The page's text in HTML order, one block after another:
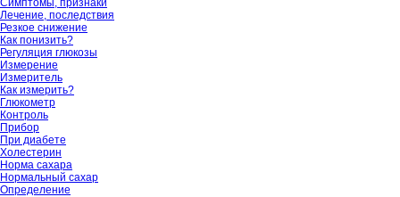
Симптомы, признаки
Лечение, последствия
Резкое снижение
Как понизить?
Регуляция глюкозы
Измерение
Измеритель
Как измерить?
Глюкометр
Контроль
Прибор
При диабете
Холестерин
Норма сахара
Нормальный сахар
Определение